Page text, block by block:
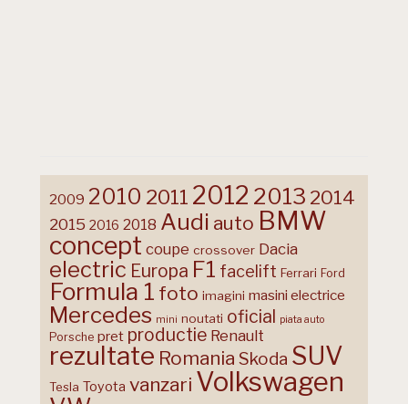
2009 2010 2011 2012 2013 2014
2015 2016 2018 Audi auto BMW
concept coupe crossover Dacia
electric Europa F1 facelift Ferrari Ford
Formula 1 foto imagini masini electrice
Mercedes mini noutati oficial piata auto
Porsche pret productie Renault
rezultate Romania Skoda SUV
Tesla Toyota vanzari Volkswagen